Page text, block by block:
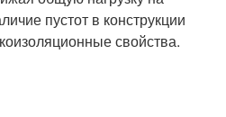
пустот в конструкции
свойства.